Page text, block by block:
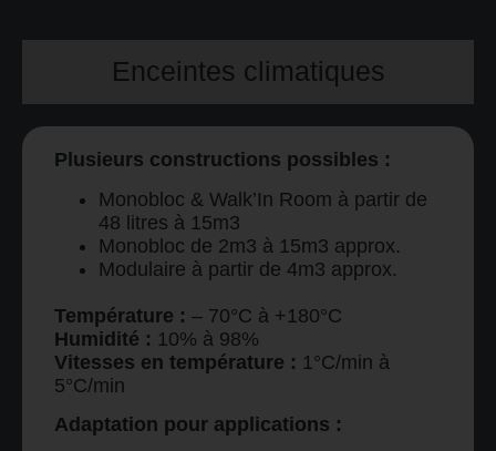
Enceintes climatiques
Plusieurs constructions possibles :
Monobloc & Walk’In Room à partir de
48 litres à 15m3
Monobloc de 2m3 à 15m3 approx.
Modulaire à partir de 4m3 approx.
Température : – 70°C à +180°C
Humidité : 10% à 98%
Vitesses en température : 1°C/min à
5°C/min
Adaptation pour applications :